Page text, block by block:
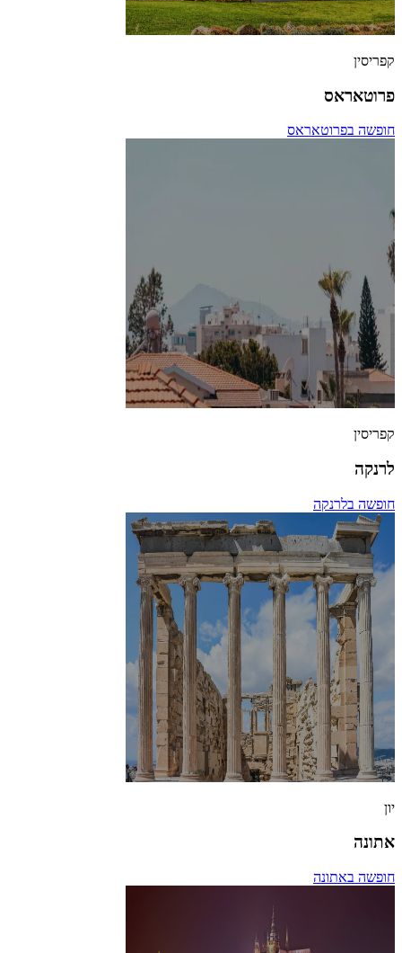
קפריסין
פרוטאראס
חופשה בפרוטאראס
קפריסין
לרנקה
חופשה בלרנקה
יון
אתונה
חופשה באתונה